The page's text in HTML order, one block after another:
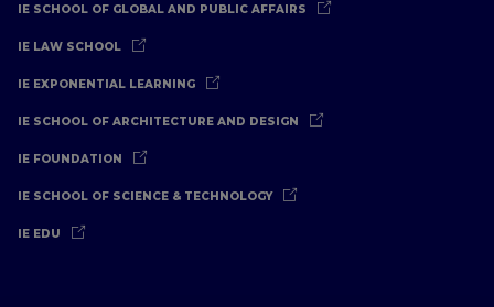
IE SCHOOL OF GLOBAL AND PUBLIC AFFAIRS
IE LAW SCHOOL
IE EXPONENTIAL LEARNING
IE SCHOOL OF ARCHITECTURE AND DESIGN
IE FOUNDATION
IE SCHOOL OF SCIENCE & TECHNOLOGY
IE EDU